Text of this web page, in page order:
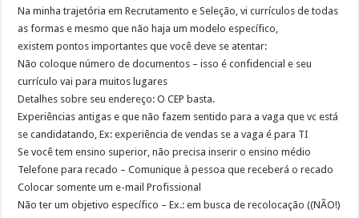
Na minha trajetória em Recrutamento e Seleção, vi currículos de todas
as formas e mesmo que não haja um modelo específico,
existem pontos importantes que você deve se atentar:
Não coloque número de documentos – isso é confidencial e seu
currículo vai para muitos lugares
Detalhes sobre seu endereço: O CEP basta.
Experiências antigas e que não fazem sentido para a vaga que vc está
se candidatando, Ex: experiência de vendas se a vaga é para TI
Se você tem ensino superior, não precisa inserir o ensino médio
Telefone para recado – Comunique à pessoa que receberá o recado
Colocar somente um e-mail Profissional
Não ter um objetivo específico – Ex.: em busca de recolocação ((NÃO!)